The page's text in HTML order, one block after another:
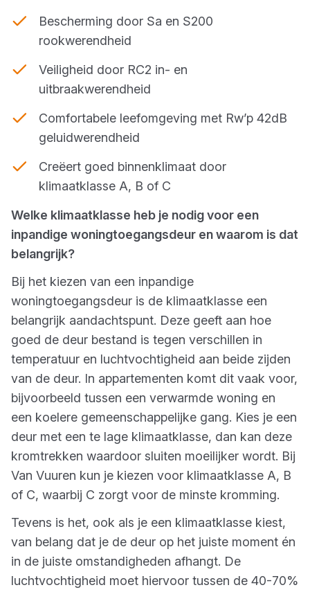
Bescherming door Sa en S200
rookwerendheid
Veiligheid door RC2 in- en
uitbraakwerendheid
Comfortabele leefomgeving met Rw’p 42dB
geluidwerendheid
Creëert goed binnenklimaat door
klimaatklasse A, B of C
Welke klimaatklasse heb je nodig voor een
inpandige woningtoegangsdeur en waarom is dat
belangrijk?
Bij het kiezen van een inpandige
woningtoegangsdeur is de klimaatklasse een
belangrijk aandachtspunt. Deze geeft aan hoe
goed de deur bestand is tegen verschillen in
temperatuur en luchtvochtigheid aan beide zijden
van de deur. In appartementen komt dit vaak voor,
bijvoorbeeld tussen een verwarmde woning en
een koelere gemeenschappelijke gang. Kies je een
deur met een te lage klimaatklasse, dan kan deze
kromtrekken waardoor sluiten moeilijker wordt. Bij
Van Vuuren kun je kiezen voor klimaatklasse A, B
of C, waarbij C zorgt voor de minste kromming.
Tevens is het, ook als je een klimaatklasse kiest,
van belang dat je de deur op het juiste moment én
in de juiste omstandigheden afhangt. De
luchtvochtigheid moet hiervoor tussen de 40-70%